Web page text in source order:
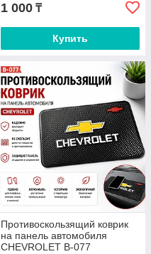
1 000 ₸
Купить
Противоскользящий коврик
на панель автомобиля
CHEVROLET B-077